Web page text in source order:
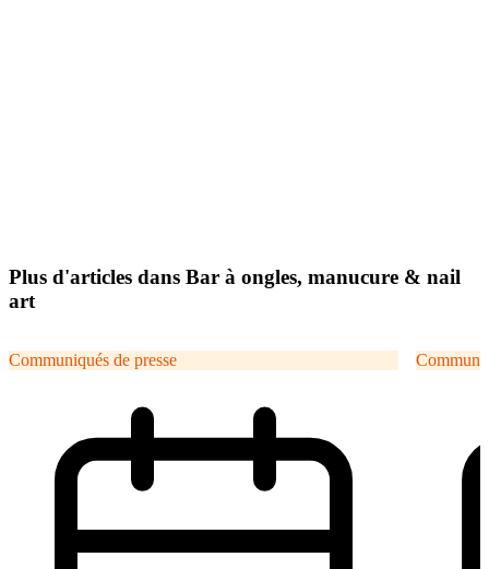
Plus d'articles dans Bar à ongles, manucure & nail
art
Communiqués de presse